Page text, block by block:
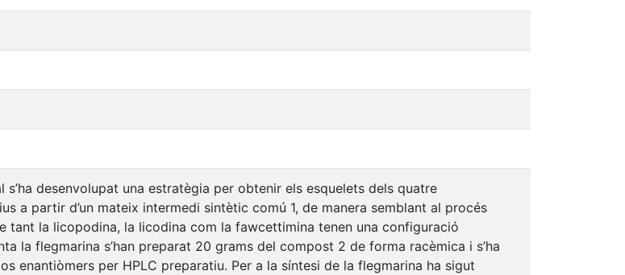
desenvolupat una estratègia per obtenir els esquelets dels quatre
a partir d’un mateix intermedi sintètic comú 1, de manera semblant al procés
tant la licopodina, la licodina com la fawcettimina tenen una configuració
la flegmarina s’han preparat 20 grams del compost 2 de forma racèmica i s’ha
enantiòmers per HPLC preparatiu. Per a la síntesi de la flegmarina ha sigut